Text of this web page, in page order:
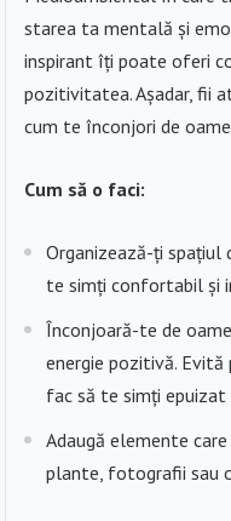
starea ta mentală și
inspirant îți poate oferi
pozitivitatea. Așadar, fii
cum te înconjori de
Cum să o faci:
Organizează-ți
te simți confortabil și
Înconjoară-te de
energie pozitivă.
fac să te simți
Adaugă elemente
plante, fotografii sau